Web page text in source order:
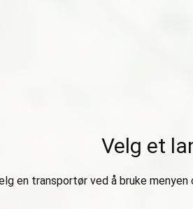
Velg et
en transportør ved å bruke